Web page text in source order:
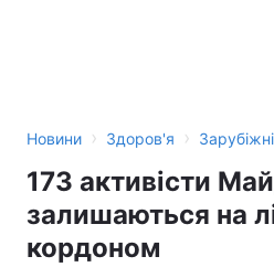
Новини › Здоров'я ›
173 активісти
залишаються на
кордоном